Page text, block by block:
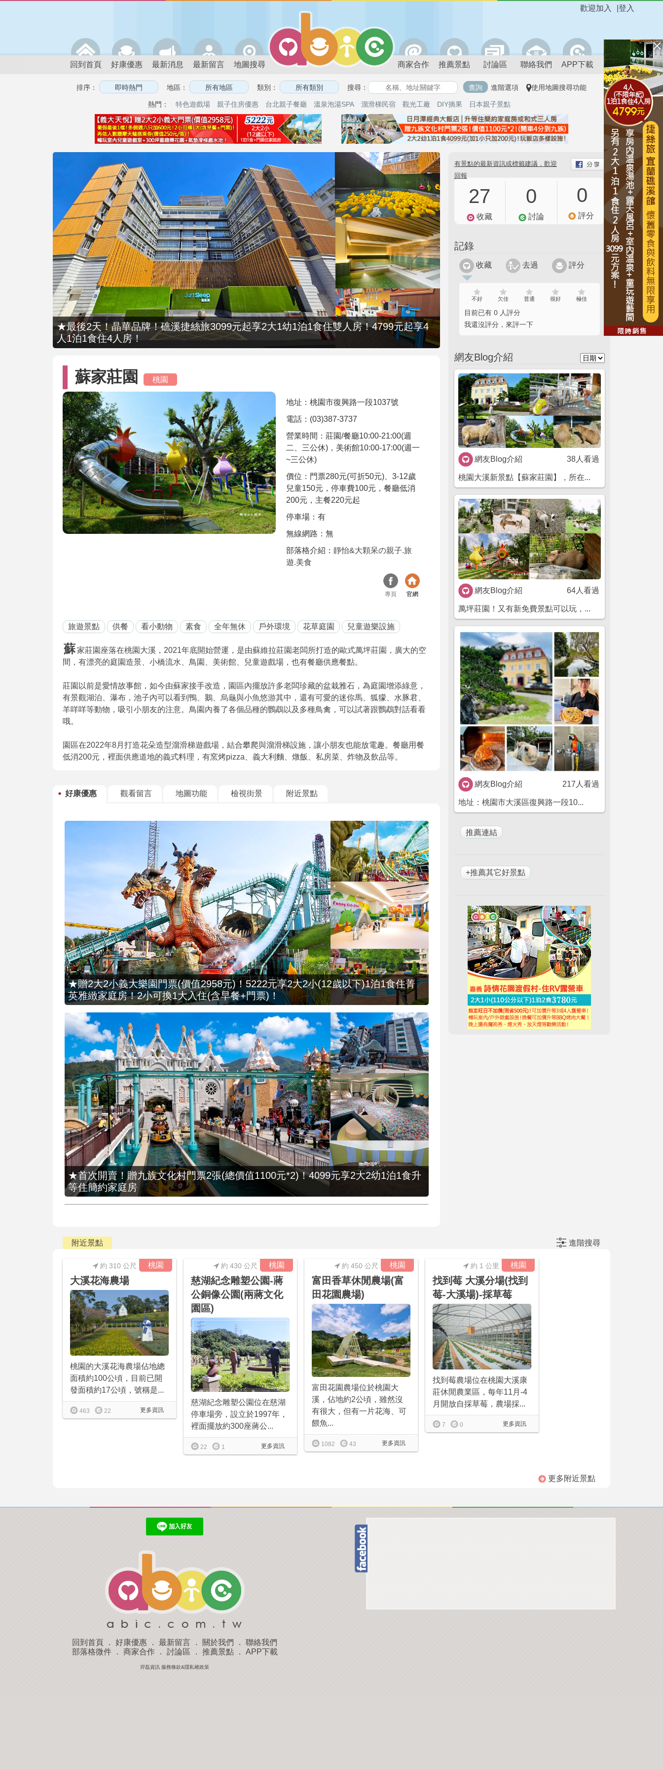
登入
歡迎加入
回到首頁 好康優惠 最新消息 最新留言 地圖搜尋 商家合作 推薦景點 討論區 聯絡我們 APP下載
排序： 地區： 類別： 搜尋： 進階選項 使用地圖搜尋功能
熱門： 特色遊戲場 親子住房優惠 台北親子餐廳 溫泉泡湯SPA 溜滑梯民宿 觀光工廠 DIY摘果 日本親子景點
★最後2天！晶華品牌！礁溪捷絲旅3099元起享2大1幼1泊1食住雙人房！4799元起享4
人1泊1食住4人房！
蘇家莊園 桃園
地址：桃園市復興路一段1037號
電話：(03)387-3737
營業時間：莊園/餐廳10:00-21:00(週
二、三公休)，美術館10:00-17:00(週一
~三公休)
價位：門票280元(可折50元)、3-12歲
兒童150元，停車費100元，餐廳低消
200元，主餐220元起
停車場：有
無線網路：無
部落格介紹：靜怡&大顆呆の親子.旅
遊.美食
專頁 官網
旅遊景點 供餐 看小動物 素食 全年無休 戶外環境 花草庭園 兒童遊樂設施
蘇家莊園座落在桃園大溪，2021年底開始營運，是由蘇維拉莊園老闆所打造的歐式萬坪莊園，廣大的空
間，有漂亮的庭園造景、小橋流水、鳥園、美術館、兒童遊戲場，也有餐廳供應餐點。
莊園以前是愛情故事館，如今由蘇家接手改造，園區內擺放許多老闆珍藏的盆栽雅石，為庭園增添綠意，
有景觀湖泊、瀑布，池子內可以看到鴨、鵝、烏龜與小魚悠游其中，還有可愛的迷你馬、狐獴、水豚君、
羊咩咩等動物，吸引小朋友的注意。鳥園內養了各個品種的鸚鵡以及多種鳥禽，可以試著跟鸚鵡對話看看
哦。
園區在2022年8月打造花朵造型溜滑梯遊戲場，結合攀爬與溜滑梯設施，讓小朋友也能放電趣。餐廳用餐
低消200元，裡面供應道地的義式料理，有窯烤pizza、義大利麵、燉飯、私房菜、炸物及飲品等。
好康優惠 觀看留言 地圖功能 檢視街景 附近景點
★贈2大2小義大樂園門票(價值2958元)！5222元享2大2小(12歲以下)1泊1食住菁
英雅緻家庭房！2小可換1大入住(含早餐+門票)！
★首次開賣！贈九族文化村門票2張(總價值1100元*2)！4099元享2大2幼1泊1食升
等住簡約家庭房
有景點的最新資訊或標籤建議，歡迎
回報
27
收藏
0
討論
0
評分
記錄
收藏 去過 評分
不好 欠佳 普通 很好 極佳
目前已有 0 人評分
我還沒評分，來評一下
網友Blog介紹
網友Blog介紹 38人看過
桃園大溪新景點【蘇家莊園】，所在...
網友Blog介紹 64人看過
萬坪莊園！又有新免費景點可以玩，...
網友Blog介紹 217人看過
地址：桃園市大溪區復興路一段10...
+推薦其它好景點
附近景點 進階搜尋
桃園
約 310 公尺
大溪花海農場
桃園的大溪花海農場佔地總
面積約100公頃，目前已開
發面積約17公頃，號稱是...
更多資訊
463 22
桃園
約 430 公尺
慈湖紀念雕塑公園-蔣
公銅像公園(兩蔣文化
園區)
慈湖紀念雕塑公園位在慈湖
停車場旁，設立於1997年，
裡面擺放約300座蔣公...
更多資訊
22 1
桃園
約 450 公尺
富田香草休閒農場(富
田花園農場)
富田花園農場位於桃園大
溪，佔地約2公頃，雖然沒
有很大，但有一片花海、可
餵魚...
更多資訊
1082 43
桃園
約 1 公里
找到莓 大溪分場(找到
莓-大溪場)-採草莓
找到莓農場位在桃園大溪康
莊休閒農業區，每年11月-4
月開放自採草莓，農場採...
更多資訊
7 0
更多附近景點
回到首頁 ． 好康優惠 ． 最新留言 ． 關於我們 ． 聯絡我們
部落格微件． 商家合作． 討論區 ． 推薦景點． APP下載
羿磊資訊 服務條款&隱私權政策